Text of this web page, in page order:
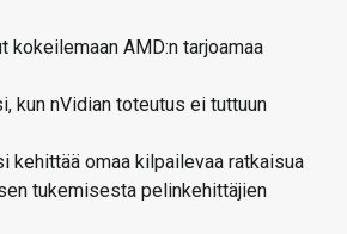
kokeilemaan AMD:n tarjoamaa
kun nVidian toteutus ei tuttuun
kehittää omaa kilpailevaa ratkaisua
tukemisesta pelinkehittäjien